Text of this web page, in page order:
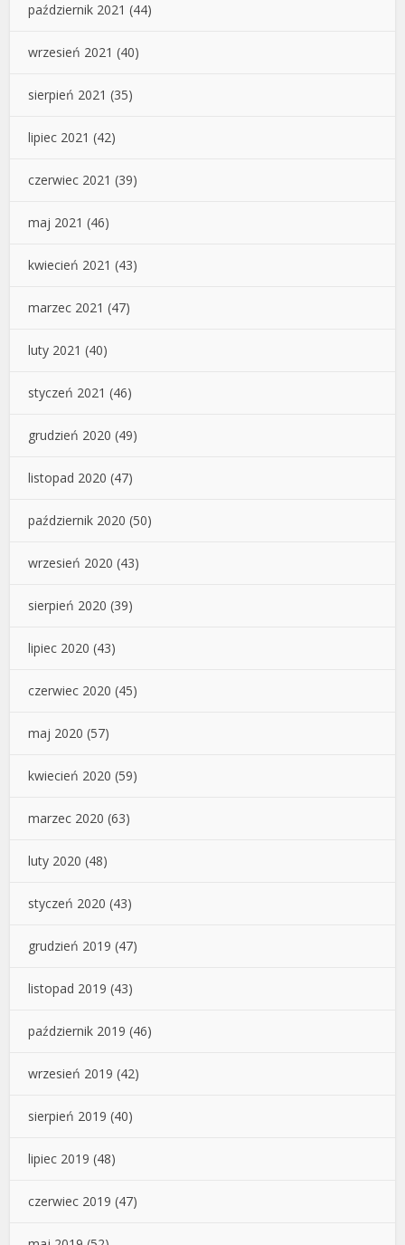
październik 2021 (44)
wrzesień 2021 (40)
sierpień 2021 (35)
lipiec 2021 (42)
czerwiec 2021 (39)
maj 2021 (46)
kwiecień 2021 (43)
marzec 2021 (47)
luty 2021 (40)
styczeń 2021 (46)
grudzień 2020 (49)
listopad 2020 (47)
październik 2020 (50)
wrzesień 2020 (43)
sierpień 2020 (39)
lipiec 2020 (43)
czerwiec 2020 (45)
maj 2020 (57)
kwiecień 2020 (59)
marzec 2020 (63)
luty 2020 (48)
styczeń 2020 (43)
grudzień 2019 (47)
listopad 2019 (43)
październik 2019 (46)
wrzesień 2019 (42)
sierpień 2019 (40)
lipiec 2019 (48)
czerwiec 2019 (47)